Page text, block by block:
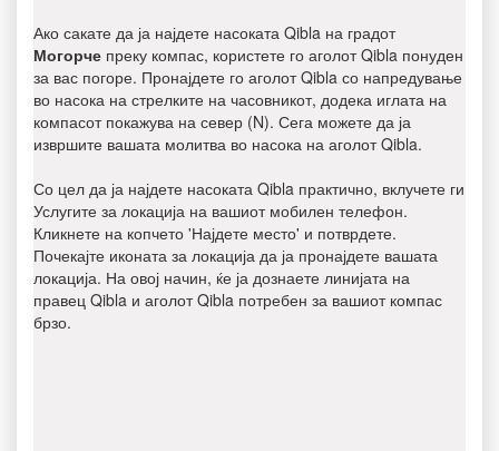
Ако сакате да ја најдете насоката Qibla на градот
Могорче преку компас, користете го аголот Qibla понуден
за вас погоре. Пронајдете го аголот Qibla со напредување
во насока на стрелките на часовникот, додека иглата на
компасот покажува на север (N). Сега можете да ја
извршите вашата молитва во насока на аголот Qibla.
Со цел да ја најдете насоката Qibla практично, вклучете ги
Услугите за локација на вашиот мобилен телефон.
Кликнете на копчето 'Најдете место' и потврдете.
Почекајте иконата за локација да ја пронајдете вашата
локација. На овој начин, ќе ја дознаете линијата на
правец Qibla и аголот Qibla потребен за вашиот компас
брзо.